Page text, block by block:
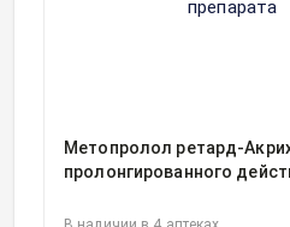
Метопролол ретард-
пролонгированного
30, Акрихин ХФК, Россия